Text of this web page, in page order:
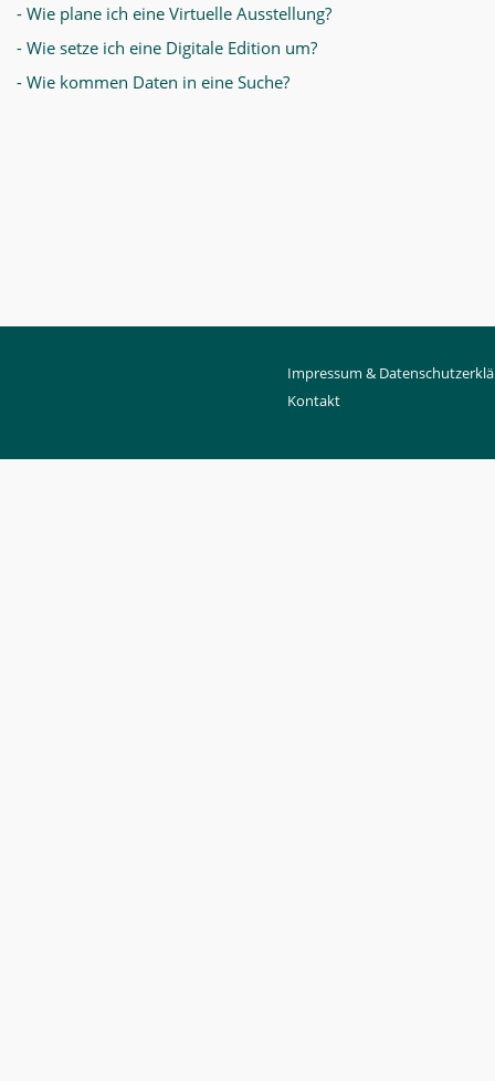
- Wie plane ich eine Virtuelle Ausstellung?
- Wie setze ich eine Digitale Edition um?
- Wie kommen Daten in eine Suche?
Impressum &
Kontakt